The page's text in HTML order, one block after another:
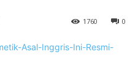
0
1760